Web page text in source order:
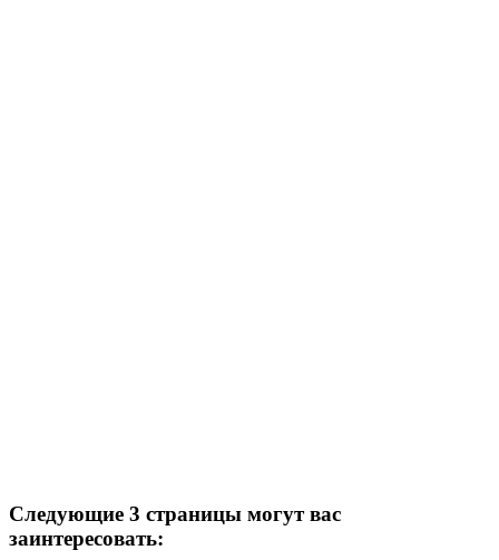
Следующие 3 страницы могут вас
заинтересовать: